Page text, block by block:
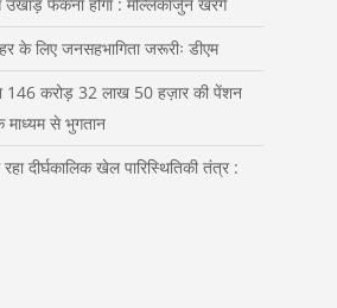
के लिए जनसहभागिता जरूरीः डीएम
146 करोड़ 32 लाख 50 हज़ार की पेंशन
माध्यम से भुगतान
दीर्घकालिक खेल पारिस्थितिकी तंत्र :